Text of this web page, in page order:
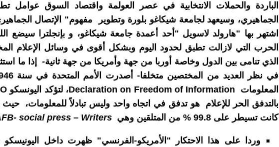
الباردة والحملات الانتخابية في عصر العولمة واقتصاد السوق عوامل
الجماهيري، وسيعهد لجامعة شيكاغو بلورة وتطوير مفهوم" الإتصال
اشتهر بها "هارولد لاسويل "أحد أعمدة جامعة شيكاغو، و بإنجلترا سيضع
الحرب التي لازالت تطبق لحدود اليوم وبشكل أقوى في وسائل الإعلام
الذي تنامى بين الدول وخاصة أوربا من جهة وأمريكا من جهة ثانية- إذا ما
المعلومات
Declaration on Freedom of Information، لتؤكد اليونسكو
كانت تسيطر على 99.8
% من المتلقين وهي Writers
–
social press
وردا على هذا الاحتكار "الأمريكو-الفرنسي" ظهرت داخل اليونيسكو